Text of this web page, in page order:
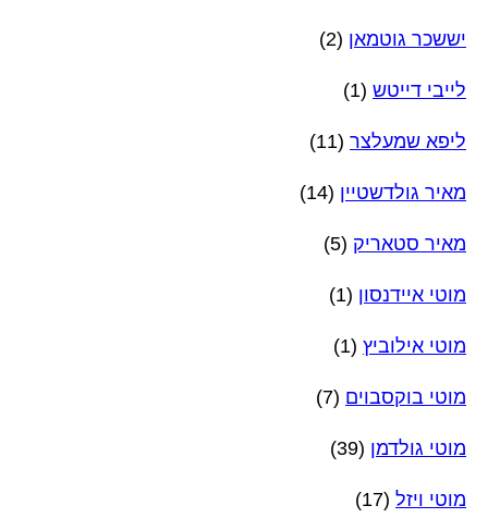
יששכר גוטמאן (2)
לייבי דייטש (1)
ליפא שמעלצר (11)
מאיר גולדשטיין (14)
מאיר סטאריק (5)
מוטי איידנסון (1)
מוטי אילוביץ (1)
מוטי בוקסבוים (7)
מוטי גולדמן (39)
מוטי ויזל (17)